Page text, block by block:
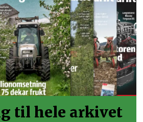
til hele arkivet